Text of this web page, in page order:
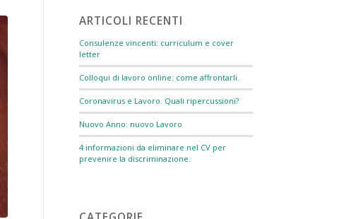
ARTICOLI RECENTI
Consulenze vincenti: curriculum e cover
letter
Colloqui di lavoro online: come affrontarli.
Coronavirus e Lavoro. Quali ripercussioni?
Nuovo Anno: nuovo Lavoro
4 informazioni da eliminare nel CV per
prevenire la discriminazione.